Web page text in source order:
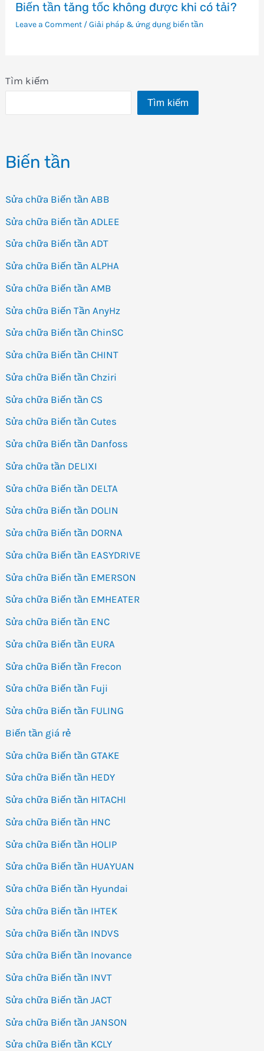
Tìm kiếm
Tìm kiếm
Biến tần
Sửa chữa Biến tần ABB
Sửa chữa Biến tần ADLEE
Sửa chữa Biến tần ADT
Sửa chữa Biến tần ALPHA
Sửa chữa Biến tần AMB
Sửa chữa Biến Tần AnyHz
Sửa chữa Biến tần ChinSC
Sửa chữa Biến tần CHINT
Sửa chữa Biến tần Chziri
Sửa chữa Biến tần CS
Sửa chữa Biến tần Cutes
Sửa chữa Biến tần Danfoss
Sửa chữa tần DELIXI
Sửa chữa Biến tần DELTA
Sửa chữa Biến tần DOLIN
Sửa chữa Biến tần DORNA
Sửa chữa Biến tần EASYDRIVE
Sửa chữa Biến tần EMERSON
Sửa chữa Biến tần EMHEATER
Sửa chữa Biến tần ENC
Sửa chữa Biến tần EURA
Sửa chữa Biến tần Frecon
Sửa chữa Biến tần Fuji
Sửa chữa Biến tần FULING
Biến tần giá rẻ
Sửa chữa Biến tần GTAKE
Sửa chữa Biến tần HEDY
Sửa chữa Biến tần HITACHI
Sửa chữa Biến tần HNC
Sửa chữa Biến tần HOLIP
Sửa chữa Biến tần HUAYUAN
Sửa chữa Biến tần Hyundai
Sửa chữa Biến tần IHTEK
Sửa chữa Biến tần INDVS
Sửa chữa Biến tần Inovance
Sửa chữa Biến tần INVT
Sửa chữa Biến tần JACT
Sửa chữa Biến tần JANSON
Sửa chữa Biến tần KCLY
Biến tần tăng tốc không được khi có tải?
Leave a Comment /Giải pháp & ứng dụng biến tần